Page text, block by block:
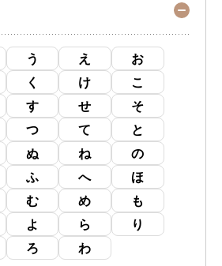
う え
お
く け
こ
す せ
そ
つ て
と
ぬ ね
の
ふ へ
ほ
む め
も
よ ら
り
ろ わ